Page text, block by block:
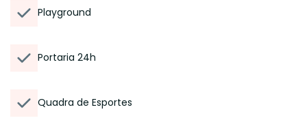
Playground
Portaria 24h
Quadra de Esportes